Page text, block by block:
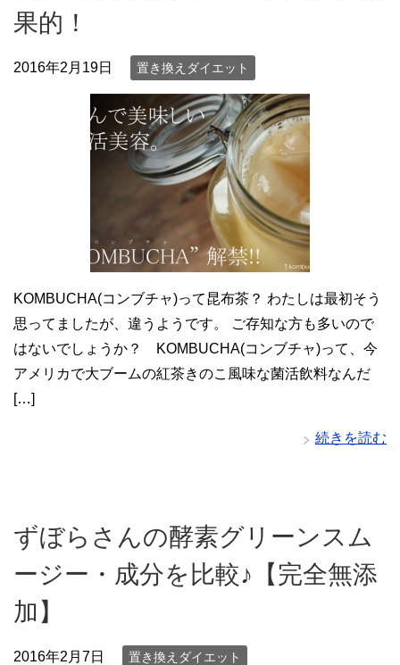
果的！
2016年2月19日 置き換えダイエット
KOMBUCHA(コンブチャ)って昆布茶？ わたしは最初そう
思ってましたが、違うようです。 ご存知な方も多いので
はないでしょうか？ KOMBUCHA(コンブチャ)って、今
アメリカで大ブームの紅茶きのこ風味な菌活飲料なんだ
[…]
続きを読む
ずぼらさんの酵素グリーンスム
ージー・成分を比較♪【完全無添
加】
2016年2月7日 置き換えダイエット